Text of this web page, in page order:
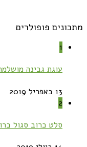
מתכונים פופולרים
1
עוגת גבינה
13 באפריל 2019
2
סלט כרוב סגול